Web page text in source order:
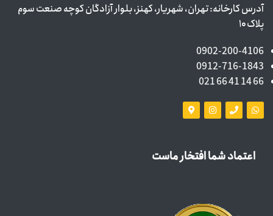
آدرس کارخانه: تهران، شهریار، کهنز، بلوار آزادگان کوچه صنعت سوم
پلاک ۱۰
0902-200-4106
0912-716-1843
66 14 41 66 021
اعتماد شما افتخار ماست